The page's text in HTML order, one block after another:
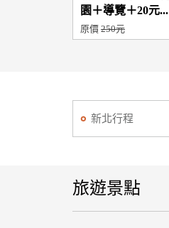
園＋導覽＋20元...
原價 250元
新北行程
旅遊景點